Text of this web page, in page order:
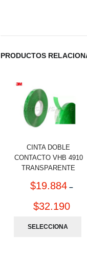
PRODUCTOS
CINTA DOBLE
CONTACTO VHB 4910
TRANSPARENTE
$19.884–
$32.190
SELECCIONA